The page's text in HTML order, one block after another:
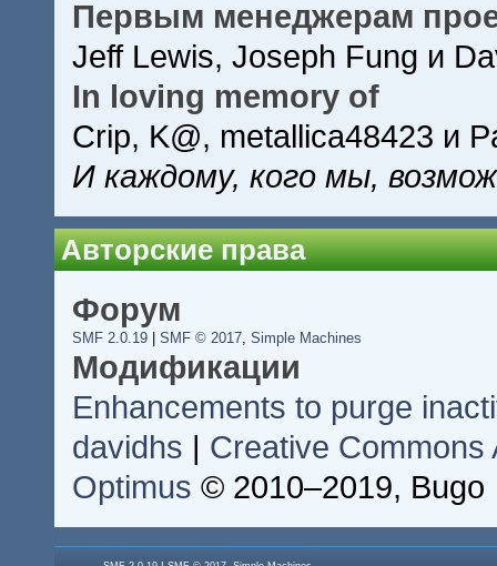
Первым менеджерам
Jeff Lewis, Joseph Fung и
In loving memory of
Crip, K@, metallica48423 и
И каждому, кого мы,
Авторские права
Форум
SMF 2.0.19| SMF © 2017, Simple Machines
Модификации
Enhancements to purge
davidhs | Creative Commons
Optimus © 2010–2019, Bugo